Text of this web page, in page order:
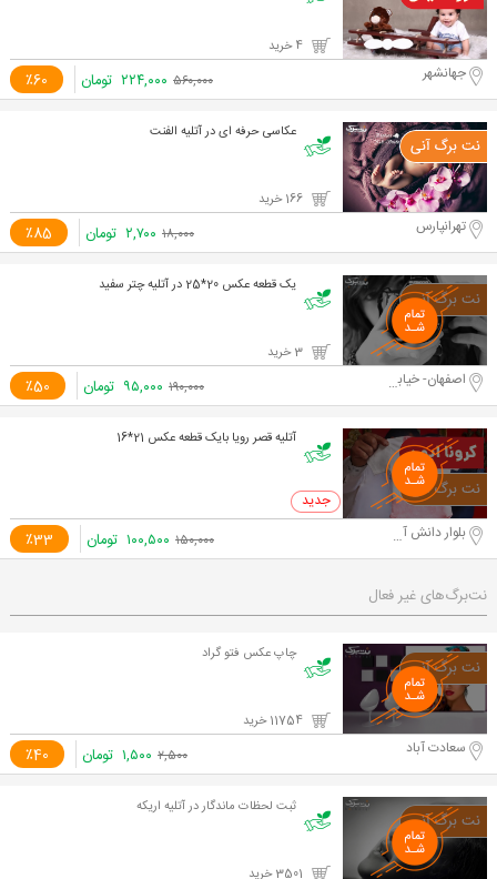
٪60 جهانشهر ۵۶۰,۰۰۰ ۲۲۴,۰۰۰ تومان
عکاسی حرفه ای در آتلیه الفنت
٪85 تهرانپارس ۱۸,۰۰۰ ۲,۷۰۰ تومان
یک قطعه عکس 20*25 در آتلیه چتر سفید
٪50 اصفهان- خیابان پروین ۱۹۰,۰۰۰ ۹۵,۰۰۰ تومان
آتلیه قصر رویا بایک قطعه عکس 21*16
0 خرید
٪33 بلوار دانش آموز ۱۵۰,۰۰۰ ۱۰۰,۵۰۰ تومان
نت‌برگ‌های غیر فعال
چاپ عکس فتو گراد
٪40 سعادت آباد ۲,۵۰۰ ۱,۵۰۰ تومان
ثبت لحظات ماندگار در آتلیه اریکه